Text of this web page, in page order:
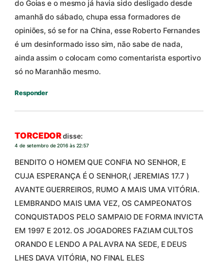
do Goias e o mesmo já havia sido desligado desde
amanhã do sábado, chupa essa formadores de
opiniões, só se for na China, esse Roberto Fernandes
é um desinformado isso sim, não sabe de nada,
ainda assim o colocam como comentarista esportivo
só no Maranhão mesmo.
Responder
TORCEDORdisse:
4 de setembro de 2016 às 22:57
BENDITO O HOMEM QUE CONFIA NO SENHOR, E
CUJA ESPERANÇA É O SENHOR,( JEREMIAS 17.7 )
AVANTE GUERREIROS, RUMO A MAIS UMA VITÓRIA.
LEMBRANDO MAIS UMA VEZ, OS CAMPEONATOS
CONQUISTADOS PELO SAMPAIO DE FORMA INVICTA
EM 1997 E 2012. OS JOGADORES FAZIAM CULTOS
ORANDO E LENDO A PALAVRA NA SEDE, E DEUS
LHES DAVA VITÓRIA, NO FINAL ELES